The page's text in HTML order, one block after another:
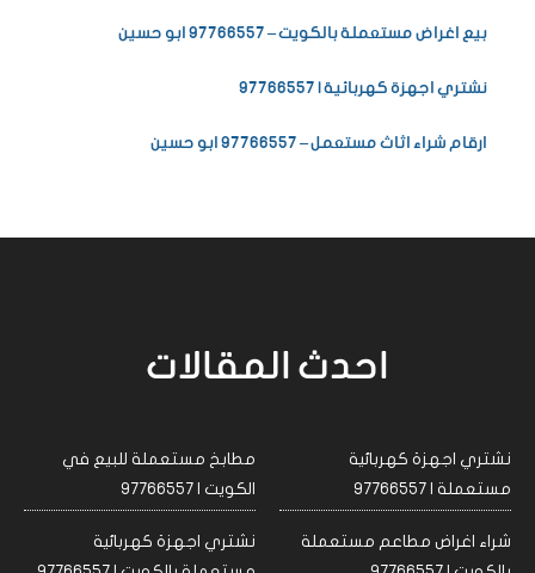
بيع اغراض مستعملة بالكويت – 97766557 ابو حسين
نشتري اجهزة كهربائية | 97766557
ارقام شراء اثاث مستعمل – 97766557 ابو حسين
احدث المقالات
نشتري اجهزة كهربائية
مستعملة | 97766557
مطابخ مستعملة للبيع في
الكويت | 97766557
شراء اغراض مطاعم مستعملة
نشتري اجهزة كهربائية